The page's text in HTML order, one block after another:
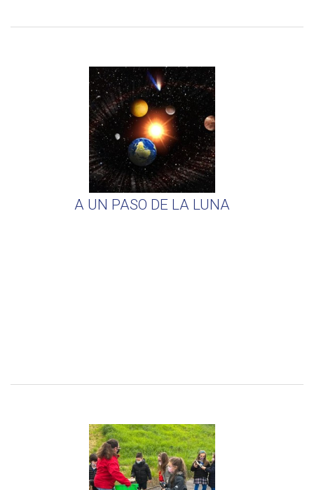
A UN PASO DE LA LUNA